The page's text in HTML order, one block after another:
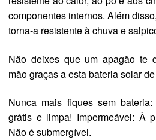
componentes internos. Além
torna-a resistente à chuva e
Não deixes que um apagão te
mão graças a esta bateria solar
Nunca mais fiques sem
grátis e limpa! Impermeável: À
Não é submergível.